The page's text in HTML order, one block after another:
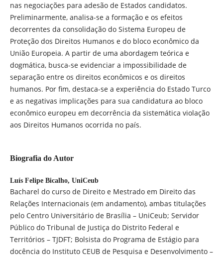
nas negociações para adesão de Estados candidatos.
Preliminarmente, analisa-se a formação e os efeitos
decorrentes da consolidação do Sistema Europeu de
Proteção dos Direitos Humanos e do bloco econômico da
União Europeia. A partir de uma abordagem teórica e
dogmática, busca-se evidenciar a impossibilidade de
separação entre os direitos econômicos e os direitos
humanos. Por fim, destaca-se a experiência do Estado Turco
e as negativas implicações para sua candidatura ao bloco
econômico europeu em decorrência da sistemática violação
aos Direitos Humanos ocorrida no país.
Biografia do Autor
Luís Felipe Bicalho, UniCeub
Bacharel do curso de Direito e Mestrado em Direito das
Relações Internacionais (em andamento), ambas titulações
pelo Centro Universitário de Brasília – UniCeub; Servidor
Público do Tribunal de Justiça do Distrito Federal e
Territórios – TJDFT; Bolsista do Programa de Estágio para
docência do Instituto CEUB de Pesquisa e Desenvolvimento –